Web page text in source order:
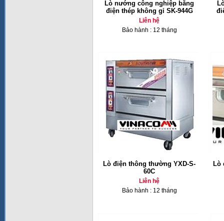
Lò nướng công nghiệp bằng
điện thép không gỉ SK-944G
Liên hệ
Bảo hành : 12 tháng
Lò điện thông thường YXD-S-
60C
Liên hệ
Bảo hành : 12 tháng
Lò